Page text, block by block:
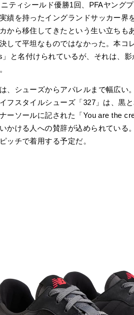
ティシールド優勝1回、PFAヤング
績を持ったイングランドサッカー界
から移住してきたという生い立ちも
して平坦なものではなかった。本コ
と名付けられているが、それは、
、シューズからアパレルまで幅広い
フスタイルシューズ「327」は、黒
ーソールに記された「You are the
かける人への賛辞が込められている
ッチで着用する予定だ。